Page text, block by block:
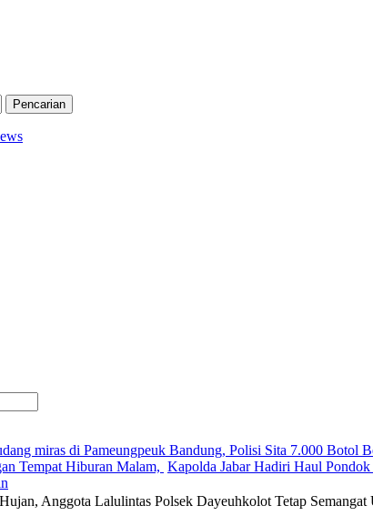
Pencarian
miras di Pameungpeuk Bandung, Polisi Sita 7.000 Botol
Tempat Hiburan Malam, Kapolda Jabar Hadiri Haul
Anggota Lalulintas Polsek Dayeuhkolot Tetap